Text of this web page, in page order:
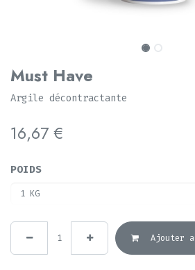
Must Have
Argile décontractante
16,67€
POIDS
Ajouter